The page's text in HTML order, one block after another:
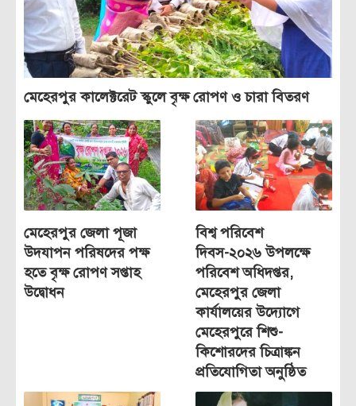
মেহেরপুর কালেক্টরেট স্কুলে বৃক্ষ রোপণ ও চারা বিতরণ
মেহেরপুর জেলা পূজা
উদযাপন পরিষদের পক্ষ
হতে বৃক্ষ রোপণ সপ্তাহ
উদ্বোধন
বিশ্ব পরিবেশ
দিবস-২০২৬ উপলক্ষে
পরিবেশ অধিদপ্তর,
মেহেরপুর জেলা
কার্যালয়ের উদ্যোগে
মেহেরপুরে শিশু-
কিশোরদের চিত্রাঙ্কন
প্রতিযোগিতা অনুষ্ঠিত